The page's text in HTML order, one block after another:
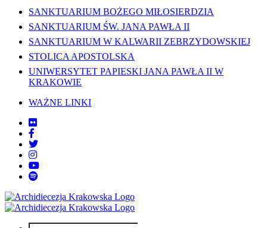
SANKTUARIUM BOŻEGO MIŁOSIERDZIA
SANKTUARIUM ŚW. JANA PAWŁA II
SANKTUARIUM W KALWARII ZEBRZYDOWSKIEJ
STOLICA APOSTOLSKA
UNIWERSYTET PAPIESKI JANA PAWŁA II W
KRAKOWIE
WAŻNE LINKI